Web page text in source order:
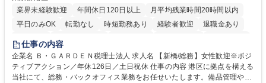
業界未経験歓迎
年間休日120日以上
月平均残業時間20時間以内
平日のみOK
転勤なし 時短勤務あり 経験者歓迎
退職金あり
賞与あり
完全週休2日制
服装自由
仕事の内容
企業名 Ｂ・ＧＡＲＤＥＮ税理士法人 求人名 【新橋/総務】女性歓迎※ポジ
ティブアクション／年休126日／土日祝休 仕事の内容 港区に拠点を構える
当社にて、総務・バックオフィス業務をお任せいたします。備品管理や来